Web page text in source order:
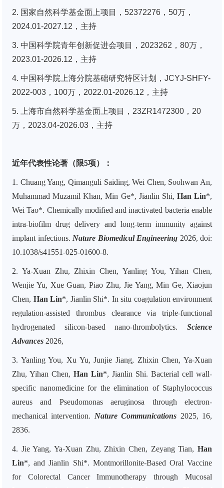
2. 国家自然科学基金面上项目，52372276，50万，
2024.01-2027.12，主持
3. 中国科学院青年创新促进会项目，2023262，80万，
2023.01-2026.12，主持
4. 中国科学院上海分院基础研究特区计划，JCYJ-SHFY-
2022-003，100万，2022.01-2026.12，主持
5. 上海市自然科学基金面上项目，23ZR1472300，20
万，2023.04-2026.03，主持
近年代表性论著（限5项）：
1. Chuang Yang, Qimanguli Saiding, Wei Chen, Soohwan An,
Muhammad Muzamil Khan, Min Ge*, Jianlin Shi, Han Lin*,
Wei Tao*. Chemically modified and inactivated bacteria enable
intra-biofilm drug delivery and long-term immunity against
implant infections. Nature Biomedical Engineering 2026, doi:
10.1038/s41551-025-01600-8.
2. Ya-Xuan Zhu, Zhixin Chen, Yanling You, Yihan Chen,
Wenjie Yu, Xue Guan, Piao Zhu, Jie Yang, Min Ge, Xiaojun
Chen, Han Lin*, Jianlin Shi*. In situ coagulation environment
regulation-assisted thrombus clearance via triple-functional
hydrogenated silicon-based nano-thrombolytics. Science
Advances 2026,
3. Yanling You, Xu Yu, Junjie Jiang, Zhixin Chen, Ya-Xuan
Zhu, Yihan Chen, Han Lin*, Jianlin Shi. Bacterial cell wall-
specific nanomedicine for the elimination of Staphylococcus
aureus and Pseudomonas aeruginosa through electron-
mechanical intervention. Nature Communications 2025, 16,
2836.
4. Jie Yang, Ya-Xuan Zhu, Zhixin Chen, Zeyang Tian, Han
Lin*, and Jianlin Shi*. Montmorillonite-Based Oral Vaccine
for Colorectal Cancer Immunotherapy through Mucosal